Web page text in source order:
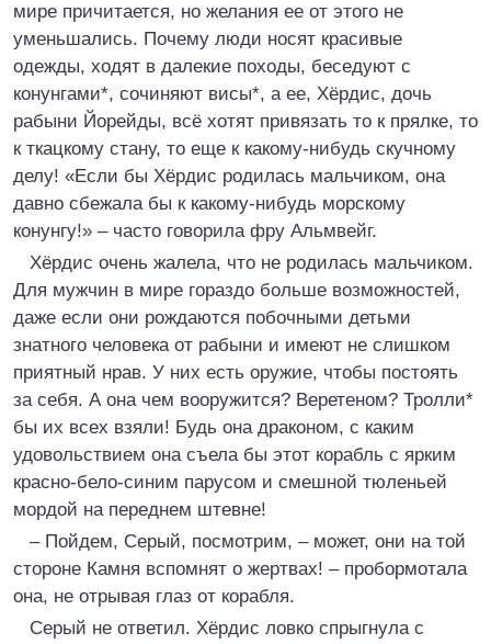
мире причитается, но желания ее от этого не
уменьшались. Почему люди носят красивые
одежды, ходят в далекие походы, беседуют с
конунгами*, сочиняют висы*, а ее, Хёрдис, дочь
рабыни Йорейды, всё хотят привязать то к прялке, то
к ткацкому стану, то еще к какому-нибудь скучному
делу! «Если бы Хёрдис родилась мальчиком, она
давно сбежала бы к какому-нибудь морскому
конунгу!» – часто говорила фру Альмвейг.
Хёрдис очень жалела, что не родилась мальчиком.
Для мужчин в мире гораздо больше возможностей,
даже если они рождаются побочными детьми
знатного человека от рабыни и имеют не слишком
приятный нрав. У них есть оружие, чтобы постоять
за себя. А она чем вооружится? Веретеном? Тролли*
бы их всех взяли! Будь она драконом, с каким
удовольствием она съела бы этот корабль с ярким
красно-бело-синим парусом и смешной тюленьей
мордой на переднем штевне!
– Пойдем, Серый, посмотрим, – может, они на той
стороне Камня вспомнят о жертвах! – пробормотала
она, не отрывая глаз от корабля.
Серый не ответил. Хёрдис ловко спрыгнула с